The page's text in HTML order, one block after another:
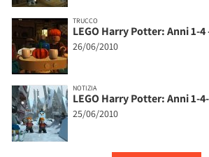
TRUCCO
LEGO Harry Potter: Anni 1-4
26/06/2010
NOTIZIA
LEGO Harry Potter: Anni 1-
25/06/2010